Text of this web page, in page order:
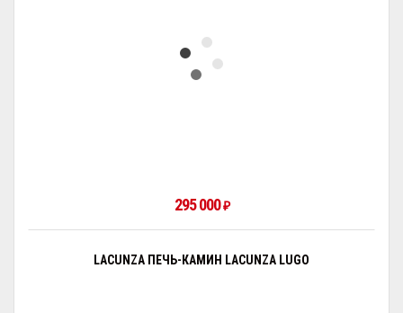
295 000₽
LACUNZA ПЕЧЬ-КАМИН LACUNZA LUGO